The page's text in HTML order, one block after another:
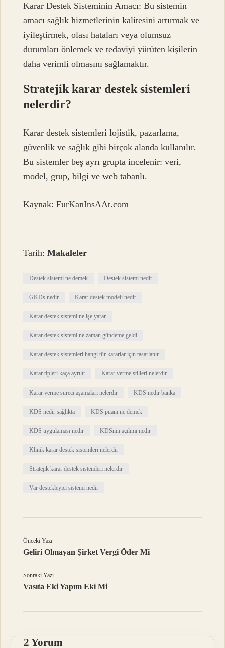
Karar Destek Sisteminin Amacı: Bu sistemin
amacı sağlık hizmetlerinin kalitesini artırmak ve
iyileştirmek, olası hataları veya olumsuz
durumları önlemek ve tedaviyi yürüten kişilerin
daha verimli olmasını sağlamaktır.
Stratejik karar destek sistemleri
nelerdir?
Karar destek sistemleri lojistik, pazarlama,
güvenlik ve sağlık gibi birçok alanda kullanılır.
Bu sistemler beş ayrı grupta incelenir: veri,
model, grup, bilgi ve web tabanlı.
Kaynak:FurKanInsAAt.com
Tarih:Makaleler
Destek sistemi ne demek Destek sistemi nedir
GKDs nedir Karar destek modeli nedir
Karar destek sistemi ne işe yarar
Karar destek sistemi ne zaman gündeme geldi
Karar destek sistemleri hangi tür kararlar için tasarlanır
Karar tipleri kaça ayrılır Karar verme stilleri nelerdir
Karar verme süreci aşamaları nelerdir KDS nedir banka
KDS nedir sağlıkta KDS puanı ne demek
KDS uygulaması nedir KDSnin açılımı nedir
Klinik karar destek sistemleri nelerdir
Stratejik karar destek sistemleri nelerdir
Var destekleyici sistemi nedir
Önceki Yazı
Geliri Olmayan Şirket Vergi Öder Mi
Sonraki Yazı
Vasıta Eki Yapım Eki Mi
2 Yorum